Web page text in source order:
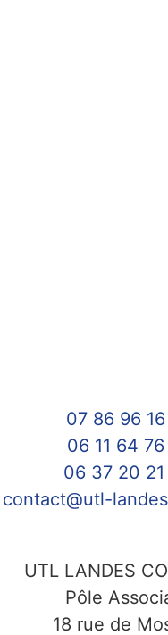
07 86 96 16
06 11 64 76
06 37 20
contact@utl-
UTL LANDES
Pôle
18 rue de